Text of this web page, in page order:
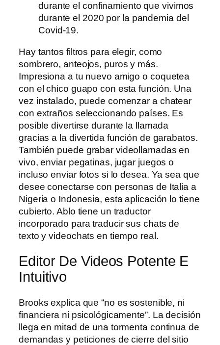
durante el confinamiento que vivimos
durante el 2020 por la pandemia del
Covid-19.
Hay tantos filtros para elegir, como
sombrero, anteojos, puros y más.
Impresiona a tu nuevo amigo o coquetea
con el chico guapo con esta función. Una
vez instalado, puede comenzar a chatear
con extraños seleccionando países. Es
posible divertirse durante la llamada
gracias a la divertida función de garabatos.
También puede grabar videollamadas en
vivo, enviar pegatinas, jugar juegos o
incluso enviar fotos si lo desea. Ya sea que
desee conectarse con personas de Italia a
Nigeria o Indonesia, esta aplicación lo tiene
cubierto. Ablo tiene un traductor
incorporado para traducir sus chats de
texto y videochats en tiempo real.
Editor De Videos Potente E
Intuitivo
Brooks explica que “no es sostenible, ni
financiera ni psicológicamente”. La decisión
llega en mitad de una tormenta continua de
demandas y peticiones de cierre del sitio